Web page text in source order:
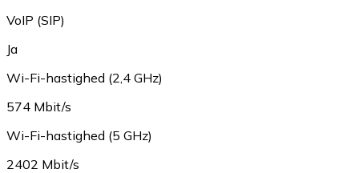
VoIP (SIP)
Ja
Wi-Fi-hastighed (2,4 GHz)
574 Mbit/s
Wi-Fi-hastighed (5 GHz)
2402 Mbit/s